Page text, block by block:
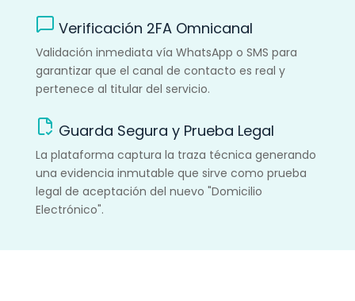
Verificación 2FA Omnicanal
Validación inmediata vía WhatsApp o SMS para
garantizar que el canal de contacto es real y
pertenece al titular del servicio.
Guarda Segura y Prueba Legal
La plataforma captura la traza técnica generando
una evidencia inmutable que sirve como prueba
legal de aceptación del nuevo "Domicilio
Electrónico".